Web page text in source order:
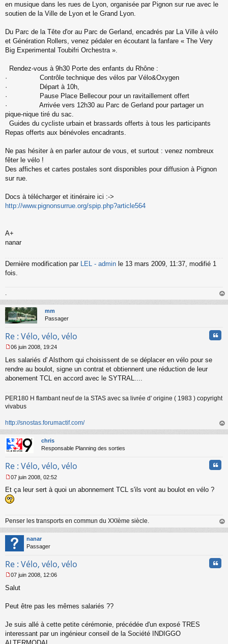
en musique dans les rues de Lyon, organisée par Pignon sur rue avec le
soutien de la Ville de Lyon et le Grand Lyon.
Du Parc de la Tête d'or au Parc de Gerland, encadrés par La Ville à vélo
et Génération Rollers, venez pédaler en écoutant la fanfare « The Very
Big Experimental Toubifri Orchestra ».
Rendez-vous à 9h30 Porte des enfants du Rhône :
· Contrôle technique des vélos par Vélo&Oxygen
· Départ à 10h,
· Pause Place Bellecour pour un ravitaillement offert
· Arrivée vers 12h30 au Parc de Gerland pour partager un
pique-nique tiré du sac.
Guides du cycliste urbain et brassards offerts à tous les participants
Repas offerts aux bénévoles encadrants.
Ne pas hésiter à en parler autour de vous, et surtout : venez nombreux
fêter le vélo !
Des affiches et cartes postales sont disponibles pour diffusion à Pignon
sur rue.
Docs à télécharger et itinéraire ici :->
http://www.pignonsurrue.org/spip.php?article564
A+
nanar
Dernière modification par LEL - admin le 13 mars 2009, 11:37, modifié 1
fois.
au
mm
Passager
Re : Vélo, vélo, vélo
e
s
e
n
n
l
06 juin 2008, 19:24
Les salariés d' Alsthom qui choisissent de se déplacer en vélo pour se
rendre au boulot, signe un contrat et obtiennent une réduction de leur
abonement TCL en accord avec le SYTRAL....
PER180 H flambant neuf de la STAS avec sa livrée d' origine ( 1983 ) copyright
vivabus
http://snostas.forumactif.com/
au
chris
Responsable Planning des sorties
Re : Vélo, vélo, vélo
e
s
s
g
e
n
o
n
u
07 juin 2008, 02:52
Et ça leur sert à quoi un abonnement TCL s'ils vont au boulot en vélo ?
Penser les transports en commun du XXIème siècle.
au
nanar
Passager
Re : Vélo, vélo, vélo
e
e
n
o
07 juin 2008, 12:06
Salut
Peut être pas les mêmes salariés ??
Je suis allé à cette petite cérémonie, précédée d'un exposé TRES
interessant par un ingénieur conseil de la Société INDIGGO